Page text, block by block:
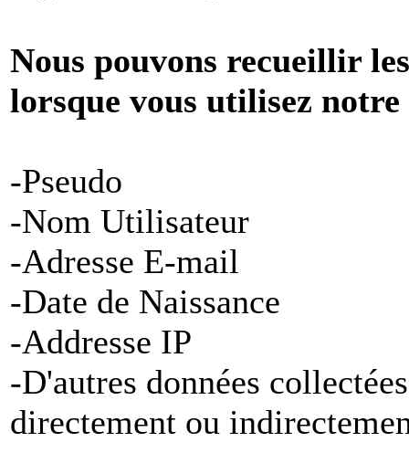
Nous pouvons recueillir
lorsque vous utilisez notre
-Pseudo
-Nom Utilisateur
-Adresse E-mail
-Date de Naissance
-Addresse IP
-D'autres données
directement ou